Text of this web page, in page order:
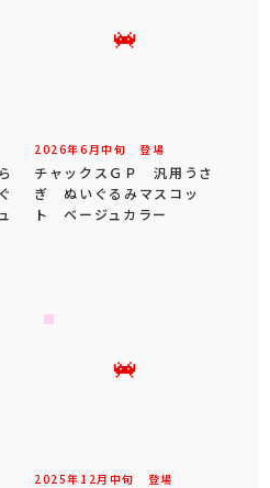
2026年6 月中旬 登場
チャックスＧＰ 汎用うさ
ぎ ぬいぐるみマスコッ
ト ベージュカラー
2025年 12 月 中旬 登場